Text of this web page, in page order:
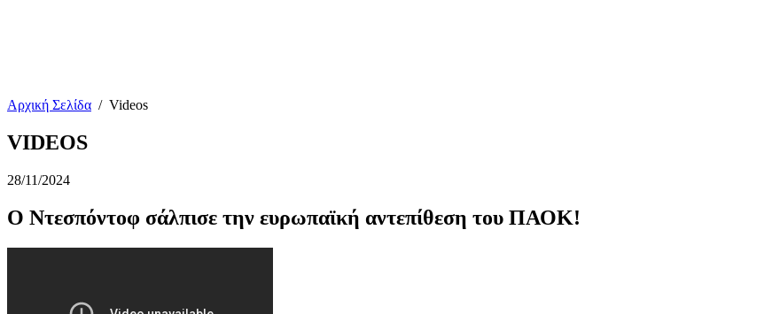
Αρχική Σελίδα / Videos
VIDEOS
28/11/2024
Ο Ντεσπόντοφ σάλπισε την ευρωπαϊκή αντεπίθεση του ΠΑΟΚ!